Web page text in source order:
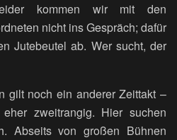
kommen wir mit den
nicht ins Gespräch; dafür
Jutebeutel ab. Wer sucht, der
gilt noch ein anderer Zeittakt –
zweitrangig. Hier suchen
Abseits von großen Bühnen